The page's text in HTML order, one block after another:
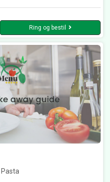
Ring og bestil